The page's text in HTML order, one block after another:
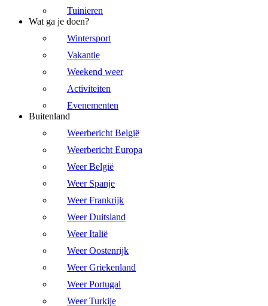
Tuinieren
Wat ga je doen?
Wintersport
Vakantie
Weekend weer
Activiteiten
Evenementen
Buitenland
Weerbericht België
Weerbericht Europa
Weer België
Weer Spanje
Weer Frankrijk
Weer Duitsland
Weer Italië
Weer Oostenrijk
Weer Griekenland
Weer Portugal
Weer Turkije